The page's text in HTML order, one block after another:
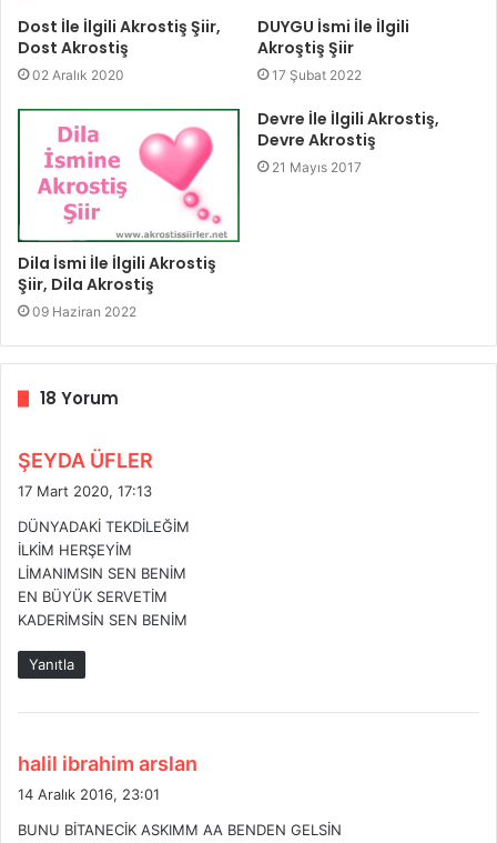
Dost İle İlgili Akrostiş Şiir,
Dost Akrostiş
02 Aralık 2020
DUYGU İsmi İle İlgili
Akroştiş Şiir
17 Şubat 2022
Dila İsmi İle İlgili Akrostiş
Şiir, Dila Akrostiş
09 Haziran 2022
Devre İle İlgili Akrostiş,
Devre Akrostiş
21 Mayıs 2017
18 Yorum
ŞEYDA ÜFLER
i
i
17 Mart 2020, 17:13
DÜNYADAKİ TEKDİLEĞİM
İLKİM HERŞEYİM
LİMANIMSIN SEN BENİM
EN BÜYÜK SERVETİM
KADERİMSİN SEN BENİM
Yanıtla
halil ibrahim arslan
14 Aralık 2016, 23:01
BUNU BİTANECİK ASKIMM AA BENDEN GELSİN